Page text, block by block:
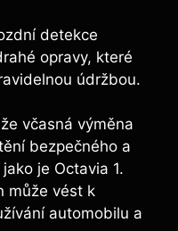
detekce
opravy, které
údržbou.
včasná výměna
bezpečného a
je Octavia 1.
může vést k
automobilu a